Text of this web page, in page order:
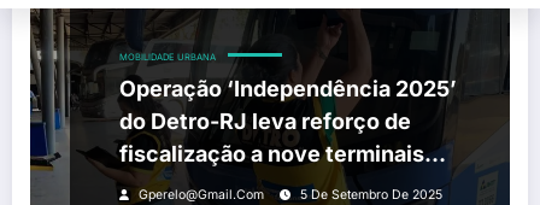
MOBILIDADE URBANA
Operação ‘Independência 2025’
do Detro-RJ leva reforço de
fiscalização a nove terminais
rodoviários
Gperelo@gmail.com
5 De Setembro De 2025